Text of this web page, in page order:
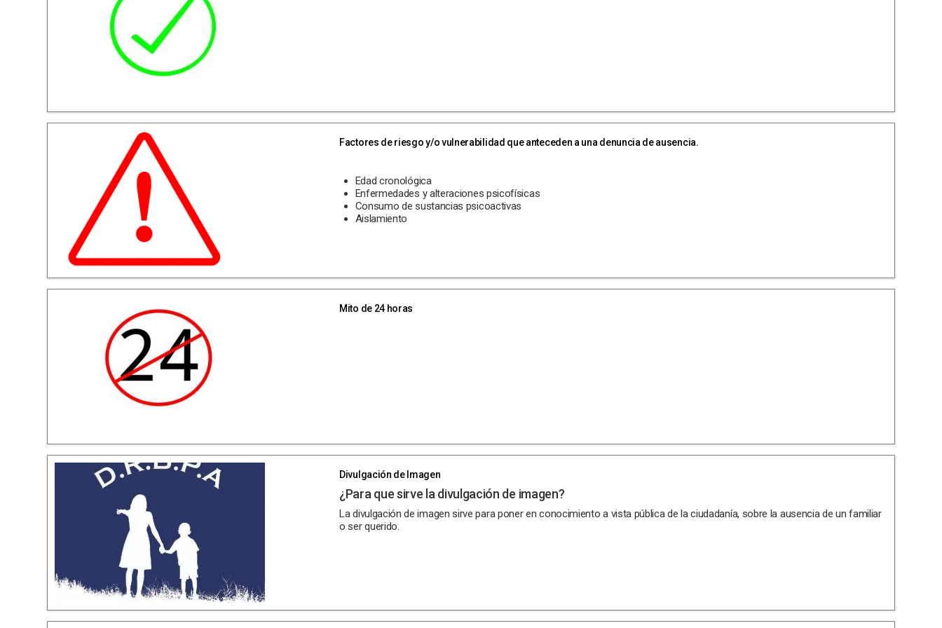
Factores de riesgo y/o vulnerabilidad que anteceden a una denuncia de ausencia.
Edad cronológica
Enfermedades y alteraciones psicofísicas
Consumo de sustancias psicoactivas
Aislamiento
Mito de 24 horas
Divulgación de Imagen
¿Para que sirve la divulgación de imagen?
La divulgación de imagen sirve para poner en conocimiento a vista pública de la ciudadanía, sobre la ausencia de un familiar
o ser querido.